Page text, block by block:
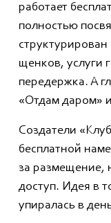
работает
полностью
щенков, услуги
передержка. А
«Отдам даром»
Создатели
бесплатной
за размещение,
доступ. Идея в
упиралась в